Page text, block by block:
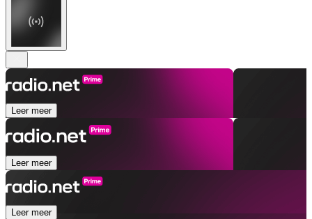
Leer meer
Leer meer
Leer meer